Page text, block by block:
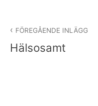
FÖREGÅENDE INLÄGG
Hälsosamt